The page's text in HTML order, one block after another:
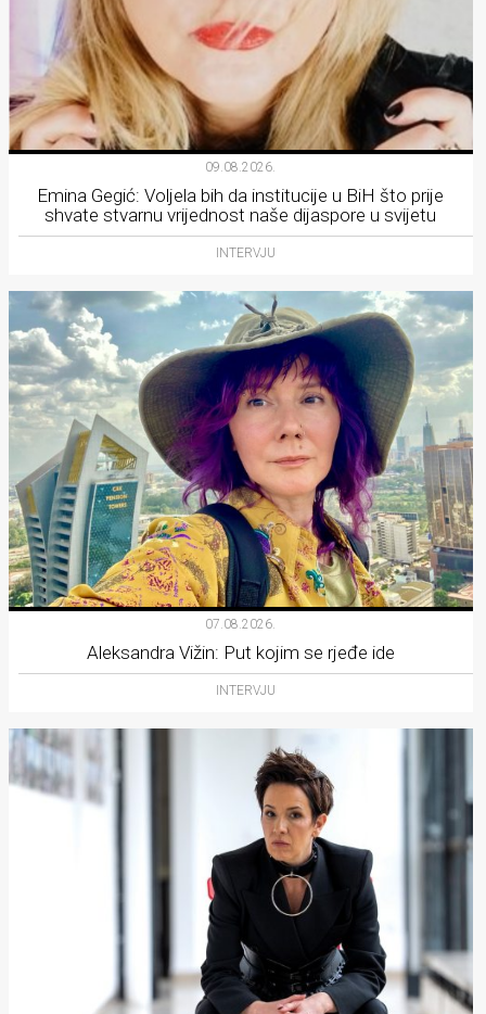
09.08.2026.
Emina Gegić: Voljela bih da institucije u BiH što prije
shvate stvarnu vrijednost naše dijaspore u svijetu
INTERVJU
07.08.2026.
Aleksandra Vižin: Put kojim se rjeđe ide
INTERVJU